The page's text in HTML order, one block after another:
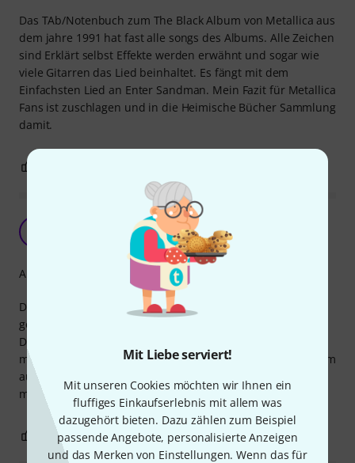
Mit Liebe serviert!
Mit unseren Cookies möchten wir Ihnen ein
fluffiges Einkaufserlebnis mit allem was
dazugehört bieten. Dazu zählen zum Beispiel
passende Angebote, personalisierte Anzeigen
und das Merken von Einstellungen. Wenn das für
Das TAb/Notenbuch zum The Black Album von Metallica aus
dem jahre 1991 hat fast alle songs des Albums. Alle Zeichen
sind Erklärt selbst Effekte werden erwähnt und sogar wie
viele Gitarren das Lied beinhaltet. Es fängt mit dem
Einfachsten Lied an Enter Sandman. Mein Fazit für Metallica
Fans ist zuschlagen und in die Heimische Bücher Sammlung
damit.
Einfach nur Geil
Joerg B 21.01.2022
Das erste Mal seit den 90er mal wieder ein Notenheft
gekauft. Sauber transkribiert und sehr überschaubar.
Deutlich zu empfehlen, gerade bei diesem Preis. Dafür
musste man früher ne Menge "Hörstunden" investieren, um
auch die Soli sauber raus zu hören. Das braucht man
mittlerweile nicht mehr. Nur zu empfehlen.
Arrangement
0 BEWERTUNG MELDEN